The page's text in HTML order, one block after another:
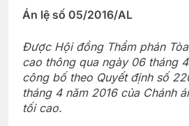
Án lệ số 05/2016/AL
Được Hội đồng Thẩm phán
cao thông qua ngày 06 tháng
công bố theo Quyết định số
tháng 4 năm 2016 của Chánh
tối cao.